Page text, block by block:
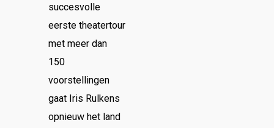
succesvolle
eerste theatertour
met meer dan
150
voorstellingen
gaat Iris Rulkens
opnieuw het land